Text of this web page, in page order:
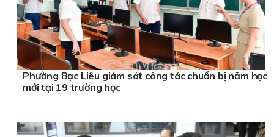
Phường Bạc Liêu giám sát công tác chuẩn bị năm học
mới tại 19 trường học